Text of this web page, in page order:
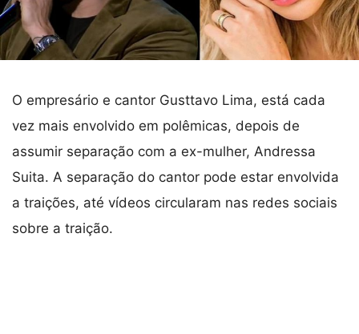
O empresário e cantor Gusttavo Lima, está cada
vez mais envolvido em polêmicas, depois de
assumir separação com a ex-mulher, Andressa
Suita. A separação do cantor pode estar envolvida
a traições, até vídeos circularam nas redes sociais
sobre a traição.